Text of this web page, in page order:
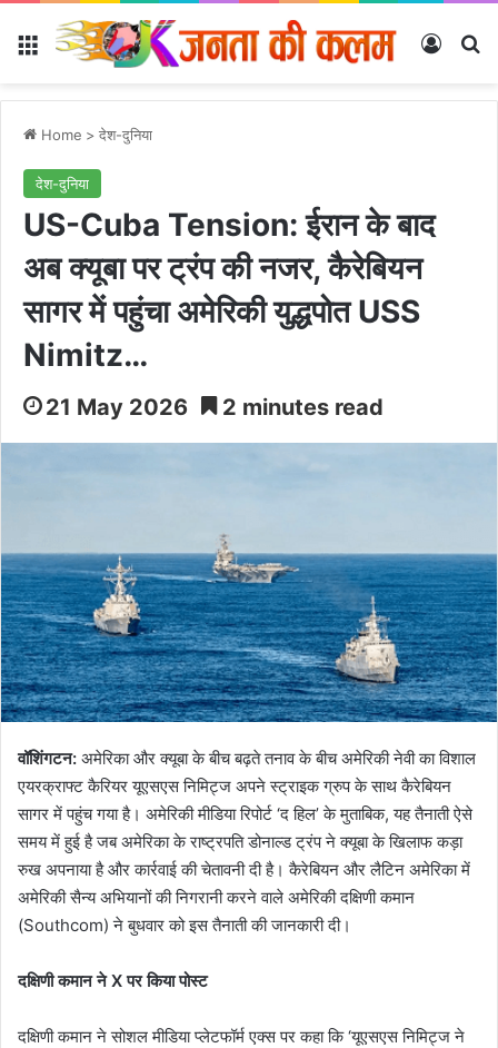
Menu Log In
Home > देश-दुनिया
देश-दुनिया
US-Cuba Tension: ईरान के बाद
अब क्यूबा पर ट्रंप की नजर, कैरेबियन
सागर में पहुंचा अमेरिकी युद्धपोत USS
Nimitz…
21 May 2026 2 minutes read
वॉशिंगटन: अमेरिका और क्यूबा के बीच बढ़ते तनाव के बीच अमेरिकी नेवी का विशाल
एयरक्राफ्ट कैरियर यूएसएस निमिट्ज अपने स्ट्राइक ग्रुप के साथ कैरेबियन
सागर में पहुंच गया है। अमेरिकी मीडिया रिपोर्ट ‘द हिल’ के मुताबिक, यह तैनाती ऐसे
समय में हुई है जब अमेरिका के राष्ट्रपति डोनाल्ड ट्रंप ने क्यूबा के खिलाफ कड़ा
रुख अपनाया है और कार्रवाई की चेतावनी दी है। कैरेबियन और लैटिन अमेरिका में
अमेरिकी सैन्य अभियानों की निगरानी करने वाले अमेरिकी दक्षिणी कमान
(Southcom) ने बुधवार को इस तैनाती की जानकारी दी।
दक्षिणी कमान ने X पर किया पोस्ट
दक्षिणी कमान ने सोशल मीडिया प्लेटफॉर्म एक्स पर कहा कि ‘यूएसएस निमिट्ज ने